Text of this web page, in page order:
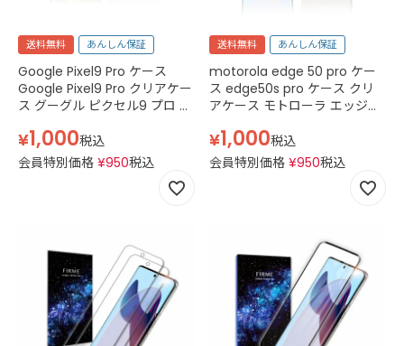
送料無料 あんしん保証
Google Pixel9 Pro ケース
Google Pixel9 Pro クリアケー
ス グーグル ピクセル9 プロ ケ
softbank simフリー Pixel 9
pro スマホケース TPU カバー
スマホケース 透明 クリア
¥1,000税込
会員特別価格 ¥950税込
送料無料 あんしん保証
motorola edge 50 pro ケー
ス edge50s pro ケース クリ
アケース モトローラ エッジ
XT2403-4 XT2403-5 スマホ
ケース TPU スマホケース 透明
クリア
¥1,000税込
会員特別価格 ¥950税込